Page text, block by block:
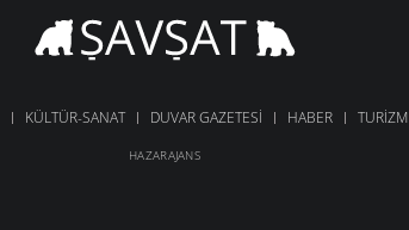
KÜLTÜR-SANAT DUVAR GAZETESI HABER TURIZM
HAZARAJANS